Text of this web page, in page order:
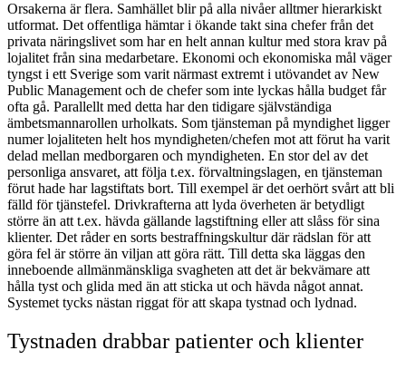
Orsakerna är flera. Samhället blir på alla nivåer alltmer hierarkiskt
utformat. Det offentliga hämtar i ökande takt sina chefer från det
privata näringslivet som har en helt annan kultur med stora krav på
lojalitet från sina medarbetare. Ekonomi och ekonomiska mål väger
tyngst i ett Sverige som varit närmast extremt i utövandet av New
Public Management och de chefer som inte lyckas hålla budget får
ofta gå. Parallellt med detta har den tidigare självständiga
ämbetsmannarollen urholkats. Som tjänsteman på myndighet ligger
numer lojaliteten helt hos myndigheten/chefen mot att förut ha varit
delad mellan medborgaren och myndigheten. En stor del av det
personliga ansvaret, att följa t.ex. förvaltningslagen, en tjänsteman
förut hade har lagstiftats bort. Till exempel är det oerhört svårt att bli
fälld för tjänstefel. Drivkrafterna att lyda överheten är betydligt
större än att t.ex. hävda gällande lagstiftning eller att slåss för sina
klienter. Det råder en sorts bestraffningskultur där rädslan för att
göra fel är större än viljan att göra rätt. Till detta ska läggas den
inneboende allmänmänskliga svagheten att det är bekvämare att
hålla tyst och glida med än att sticka ut och hävda något annat.
Systemet tycks nästan riggat för att skapa tystnad och lydnad.
Tystnaden drabbar patienter och klienter